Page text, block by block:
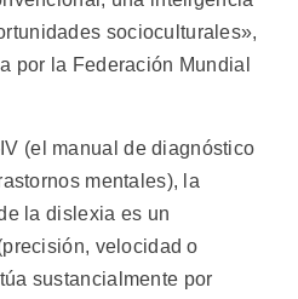
socioculturales»,
por la Federación Mundial
(el manual de diagnóstico
mentales), la
la dislexia es un
velocidad o
sustancialmente por